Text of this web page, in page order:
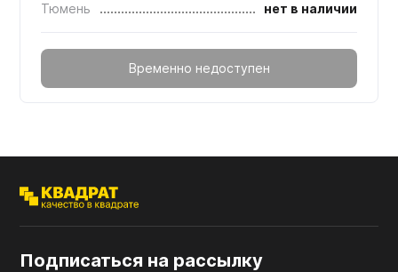
Тюмень
нет в наличии
Временно недоступен
Подписаться на рассылку